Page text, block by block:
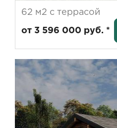
62 м2 с террасой
от 3 596 000 руб. *